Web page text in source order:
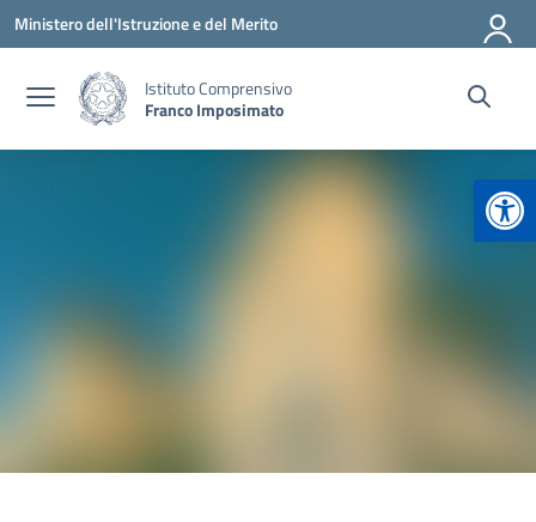
Vai ai contenuti
Vai al menu di navigazione
Vai al footer
Ministero dell'Istruzione e del Merito
Istituto Comprensivo
Franco Imposimato